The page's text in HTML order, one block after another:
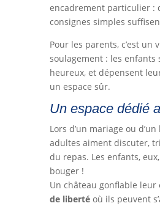
encadrement particulier :
consignes simples
Pour les parents, c’est un
soulagement : les enfants
heureux, et dépensent
un espace sûr.
Un espace dédié
Lors d’un mariage ou
adultes aiment discuter,
du repas. Les enfants,
bouger !
Un château gonflable leur
de libertéoù ils peuvent